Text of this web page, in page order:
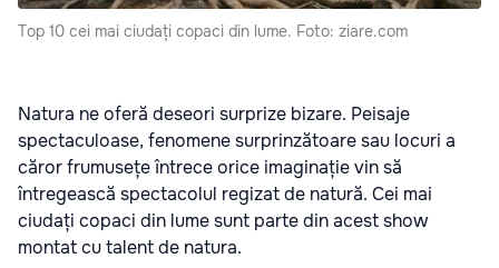
Top 10 cei mai ciudați copaci din lume. Foto: ziare.com
Natura ne oferă deseori surprize bizare. Peisaje
spectaculoase, fenomene surprinzătoare sau locuri a
căror frumusețe întrece orice imaginație vin să
întregească spectacolul regizat de natură. Cei mai
ciudați copaci din lume sunt parte din acest show
montat cu talent de natura.